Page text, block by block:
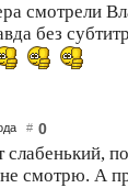
смотрели
без
# 0
слабенький,
смотрю. А